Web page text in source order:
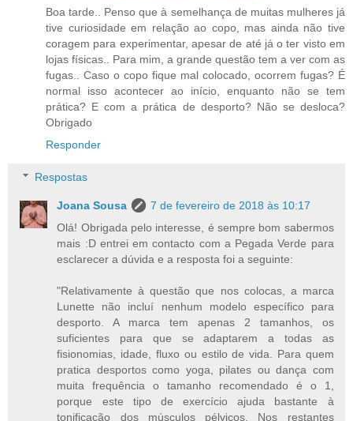
Boa tarde.. Penso que à semelhança de muitas mulheres já
tive curiosidade em relação ao copo, mas ainda não tive
coragem para experimentar, apesar de até já o ter visto em
lojas físicas.. Para mim, a grande questão tem a ver com as
fugas.. Caso o copo fique mal colocado, ocorrem fugas? É
normal isso acontecer ao início, enquanto não se tem
prática? E com a prática de desporto? Não se desloca?
Obrigado
Responder
Respostas
Joana Sousa
7 de fevereiro de 2018 às 10:17
Olá! Obrigada pelo interesse, é sempre bom sabermos
mais :D entrei em contacto com a Pegada Verde para
esclarecer a dúvida e a resposta foi a seguinte:
"Relativamente à questão que nos colocas, a marca
Lunette não incluí nenhum modelo específico para
desporto. A marca tem apenas 2 tamanhos, os
suficientes para que se adaptarem a todas as
fisionomias, idade, fluxo ou estilo de vida. Para quem
pratica desportos como yoga, pilates ou dança com
muita frequência o tamanho recomendado é o 1,
porque este tipo de exercício ajuda bastante à
tonificação dos músculos pélvicos. Nos restantes